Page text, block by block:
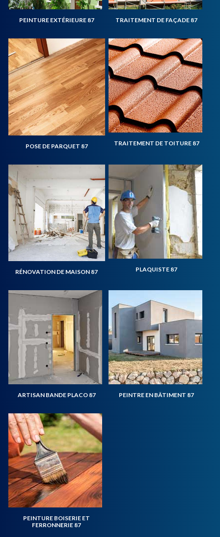
PEINTURE EXTÉRIEURE 87 TRAITEMENT DE FAÇADE 87
POSE DE PARQUET 87 TRAITEMENT DE TOITURE 87
RÉNOVATION DE MAISON 87 PLAQUISTE 87
ARTISAN BANDE PLACO 87 PEINTRE EN BÂTIMENT 87
PEINTURE BOISERIE ET
FERRONNERIE 87